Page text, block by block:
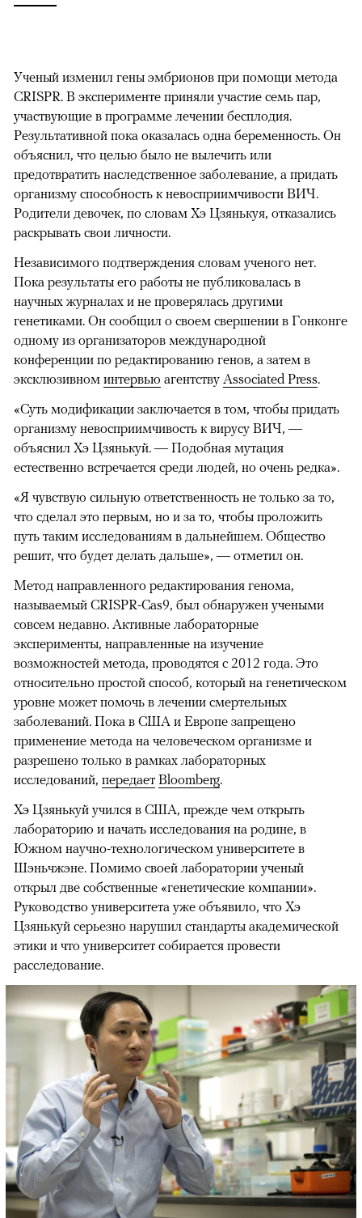
Ученый изменил гены эмбрионов при помощи метода
CRISPR. В эксперименте приняли участие семь пар,
участвующие в программе лечении бесплодия.
Результативной пока оказалась одна беременность. Он
объяснил, что целью было не вылечить или
предотвратить наследственное заболевание, а придать
организму способность к невосприимчивости ВИЧ.
Родители девочек, по словам Хэ Цзянькуя, отказались
раскрывать свои личности.
Независимого подтверждения словам ученого нет.
Пока результаты его работы не публиковалась в
научных журналах и не проверялась другими
генетиками. Он сообщил о своем свершении в Гонконге
одному из организаторов международной
конференции по редактированию генов, а затем в
эксклюзивном интервью агентству Associated Press.
«Суть модификации заключается в том, чтобы придать
организму невосприимчивость к вирусу ВИЧ, —
объяснил Хэ Цзянькуй. — Подобная мутация
естественно встречается среди людей, но очень редка».
«Я чувствую сильную ответственность не только за то,
что сделал это первым, но и за то, чтобы проложить
путь таким исследованиям в дальнейшем. Общество
решит, что будет делать дальше», — отметил он.
Метод направленного редактирования генома,
называемый CRISPR-Cas9, был обнаружен учеными
совсем недавно. Активные лабораторные
эксперименты, направленные на изучение
возможностей метода, проводятся с 2012 года. Это
относительно простой способ, который на генетическом
уровне может помочь в лечении смертельных
заболеваний. Пока в США и Европе запрещено
применение метода на человеческом организме и
разрешено только в рамках лабораторных
исследований, передает Bloomberg.
Хэ Цзянькуй учился в США, прежде чем открыть
лабораторию и начать исследования на родине, в
Южном научно-технологическом университете в
Шэньчжэне. Помимо своей лаборатории ученый
открыл две собственные «генетические компании».
Руководство университета уже объявило, что Хэ
Цзянькуй серьезно нарушил стандарты академической
этики и что университет собирается провести
расследование.